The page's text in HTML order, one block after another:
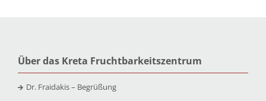
Über das Kreta Fruchtbarkeitszentrum
Dr. Fraidakis – Begrüßung